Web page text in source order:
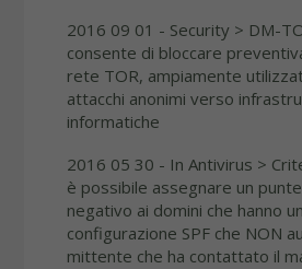
2016 09 01 - Security > DM-
consente di bloccare
rete TOR, ampiamente
attacchi anonimi verso
informatiche
2016 05 30 - In Antivirus >
è possibile assegnare un
negativo ai domini che hanno
configurazione SPF che NON
mittente che ha contattato il